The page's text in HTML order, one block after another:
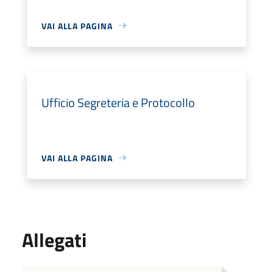
VAI ALLA PAGINA
Ufficio Segreteria e Protocollo
VAI ALLA PAGINA
Allegati